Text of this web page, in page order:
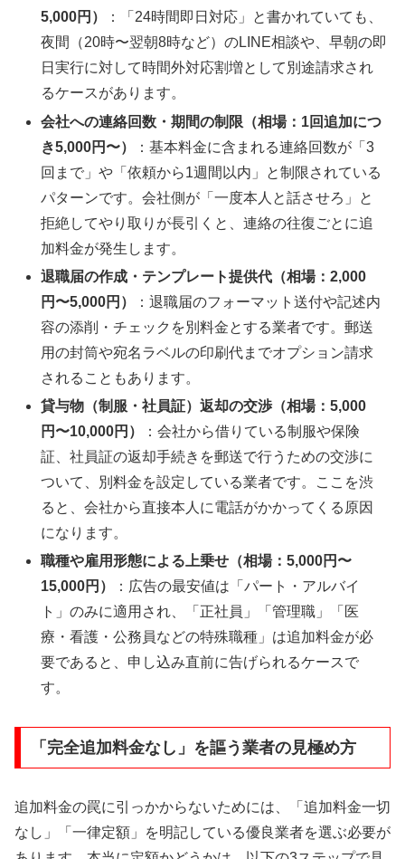
5,000円）
：「24時間即日対応」と書かれていても、
夜間（20時〜翌朝8時など）のLINE相談や、早朝の即
日実行に対して時間外対応割増として別途請求され
るケースがあります。
会社への連絡回数・期間の制限（相場：1回追加につ
き5,000円〜）
：基本料金に含まれる連絡回数が「3
回まで」や「依頼から1週間以内」と制限されている
パターンです。会社側が「一度本人と話させろ」と
拒絶してやり取りが長引くと、連絡の往復ごとに追
加料金が発生します。
退職届の作成・テンプレート提供代（相場：2,000
円〜5,000円）
：退職届のフォーマット送付や記述内
容の添削・チェックを別料金とする業者です。郵送
用の封筒や宛名ラベルの印刷代までオプション請求
されることもあります。
貸与物（制服・社員証）返却の交渉（相場：5,000
円〜10,000円）
：会社から借りている制服や保険
証、社員証の返却手続きを郵送で行うための交渉に
ついて、別料金を設定している業者です。ここを渋
ると、会社から直接本人に電話がかかってくる原因
になります。
職種や雇用形態による上乗せ（相場：5,000円〜
15,000円）
：広告の最安値は「パート・アルバイ
ト」のみに適用され、「正社員」「管理職」「医
療・看護・公務員などの特殊職種」は追加料金が必
要であると、申し込み直前に告げられるケースで
す。
「完全追加料金なし」を謳う業者の見極め方
追加料金の罠に引っかからないためには、「追加料金一切
なし」「一律定額」を明記している優良業者を選ぶ必要が